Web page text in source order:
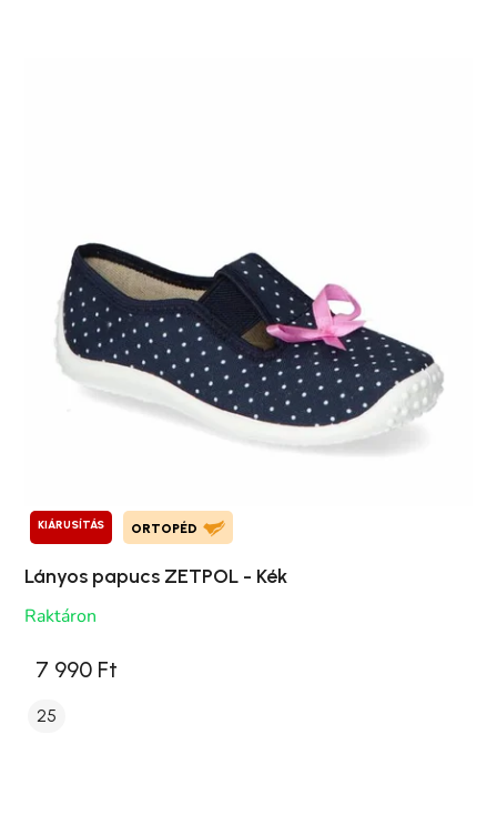
KIÁRUSÍTÁS ORTOPÉD
Lányos papucs ZETPOL - Kék
Raktáron
7 990 Ft
25